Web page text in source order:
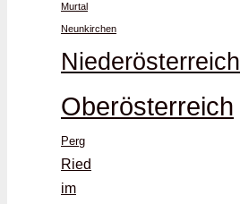
Murtal
Neunkirchen
Niederösterreich
Oberösterreich
Perg
Ried
im